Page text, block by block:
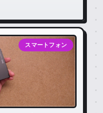
スマートフォン